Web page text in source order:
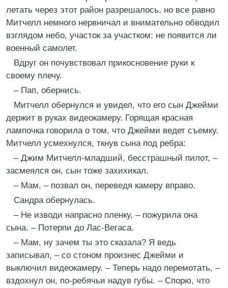
летать через этот район разрешалось, но все равно
Митчелл немного нервничал и внимательно обводил
взглядом небо, участок за участком: не появится ли
военный самолет.
Вдруг он почувствовал прикосновение руки к
своему плечу.
– Пап, обернись.
Митчелл обернулся и увидел, что его сын Джейми
держит в руках видеокамеру. Горящая красная
лампочка говорила о том, что Джейми ведет съемку.
Митчелл усмехнулся, ткнув сына под ребра:
– Джим Митчелл-младший, бесстрашный пилот, –
засмеялся он, сын тоже захихикал.
– Мам, – позвал он, переведя камеру вправо.
Сандра обернулась.
– Не изводи напрасно пленку, – пожурила она
сына. – Потерпи до Лас-Вегаса.
– Мам, ну зачем ты это сказала? Я ведь
записывал, – со стоном произнес Джейми и
выключил видеокамеру. – Теперь надо перемотать, –
вздохнул он, по-ребячьи надув губы. – Спорю, что